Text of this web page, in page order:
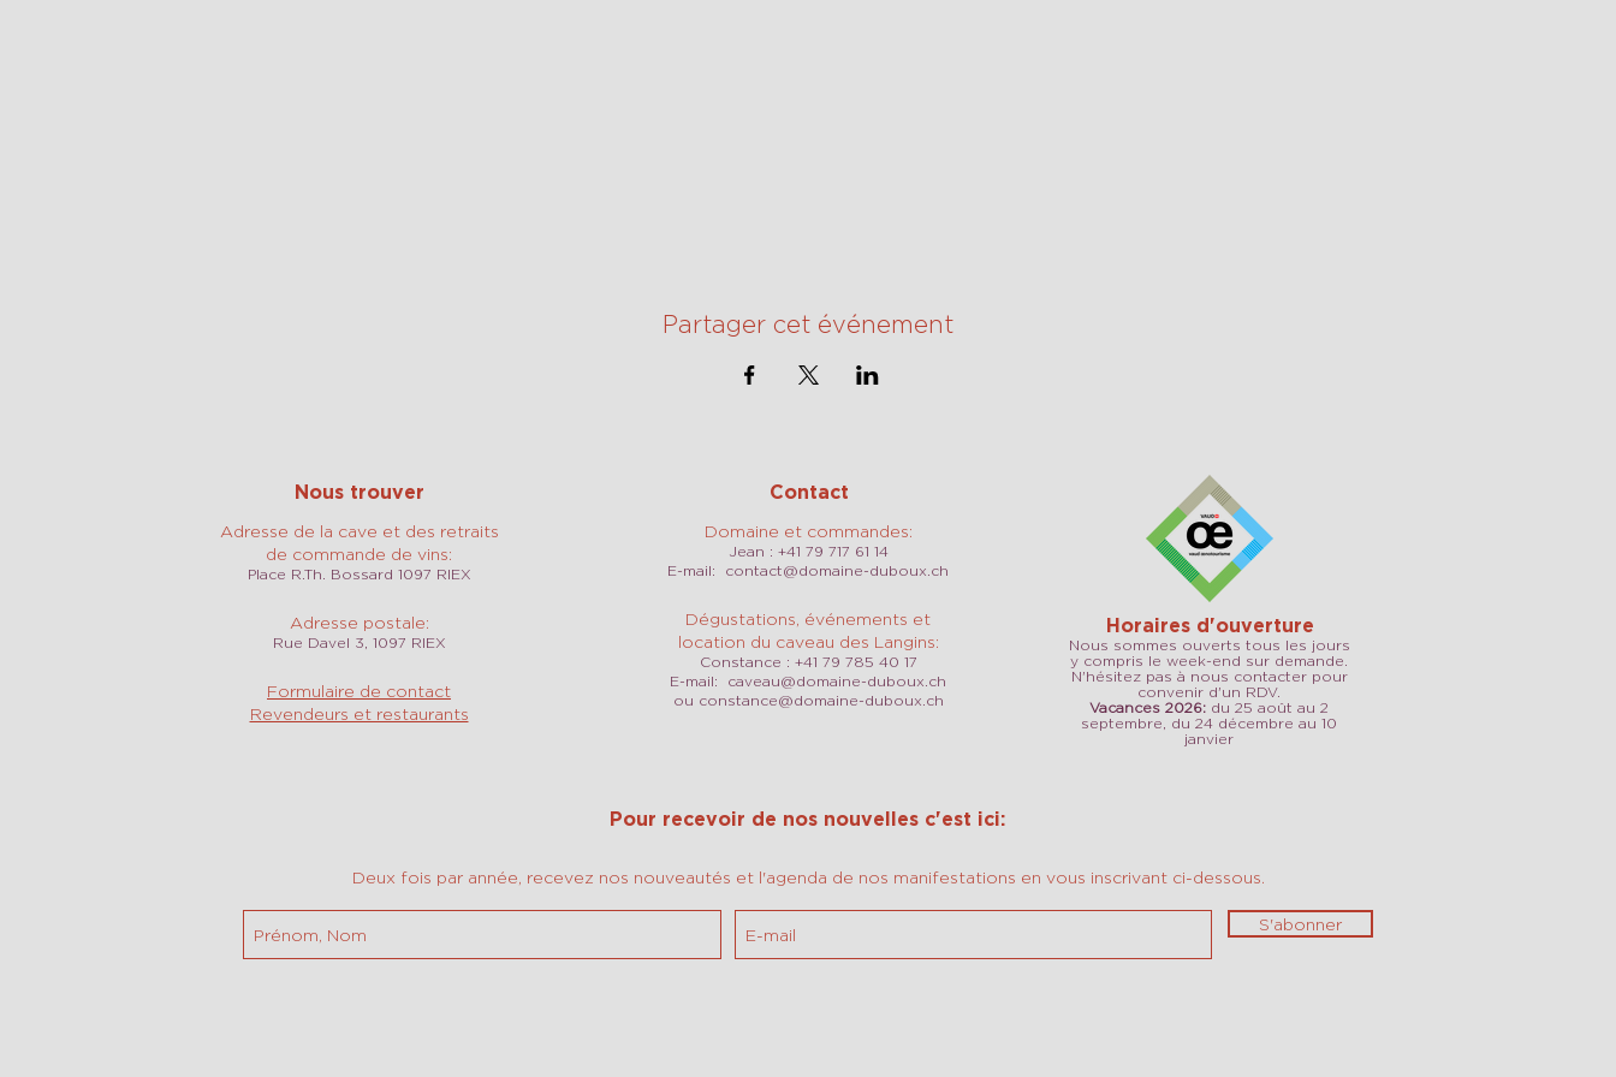
Partager cet événement
Nous trouver
Adresse de la cave et des retraits
de commande de vins:
Place R.Th. Bossard 1097 RIEX
Adresse postale:
Rue Davel 3, 1097 RIEX
Formulaire de contact
Revendeurs et restaurants
Contact
Domaine et commandes:
Jean : +41 79 717 61 14
E-mail: contact@domaine-duboux.ch
Dégustations, événements et
location du caveau des Langins:
Constance : +41 79 785 40 17
E-mail: caveau@domaine-duboux.ch
ou constance@domaine-duboux.ch
Horaires d'ouverture
Nous sommes ouverts tous les jours
y compris le week-end sur demande.
N'hésitez pas à nous contacter pour
convenir d'un RDV.
Vacances 2026: du 25 août au 2
septembre, du 24 décembre au 10
janvier
Pour recevoir de nos nouvelles c'est ici:
Deux fois par année, recevez nos nouveautés et l'agenda de nos manifestations en vous inscrivant ci-dessous.
S'abonner